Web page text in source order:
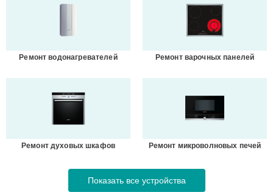
Ремонт водонагревателей Ремонт варочных панелей
Ремонт духовых шкафов Ремонт микроволновых печей
Показать все устройства